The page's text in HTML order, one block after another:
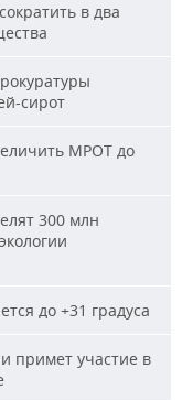
в два
сирот
МРОТ до
300 млн
до +31 градуса
примет участие в